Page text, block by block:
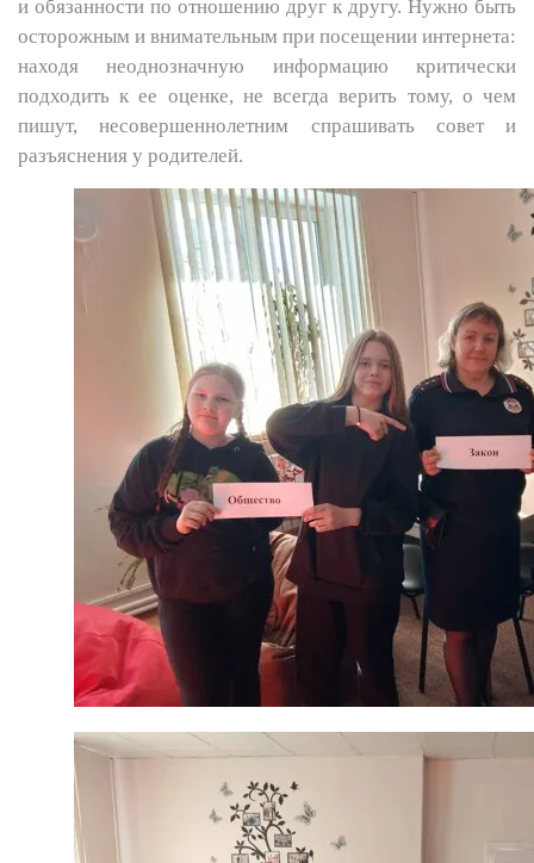
и обязанности по отношению друг к другу. Нужно быть
осторожным и внимательным при посещении интернета:
находя неоднозначную информацию критически
подходить к ее оценке, не всегда верить тому, о чем
пишут, несовершеннолетним спрашивать совет и
разъяснения у родителей.